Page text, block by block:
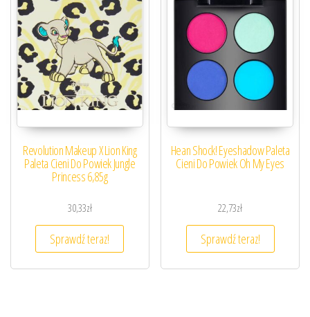
Revolution Makeup X Lion King
Paleta Cieni Do Powiek Jungle
Princess 6,85g
30,33zł
Sprawdź teraz!
Hean Shock! Eyeshadow Paleta
Cieni Do Powiek Oh My Eyes
22,73zł
Sprawdź teraz!